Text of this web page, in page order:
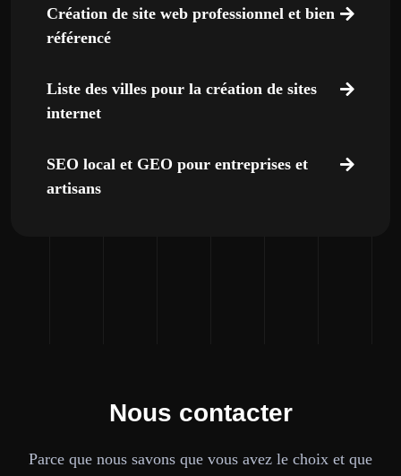
Création de site web professionnel et bien
référencé
Liste des villes pour la création de sites
internet
SEO local et GEO pour entreprises et
artisans
Nous contacter
Parce que nous savons que vous avez le choix et que